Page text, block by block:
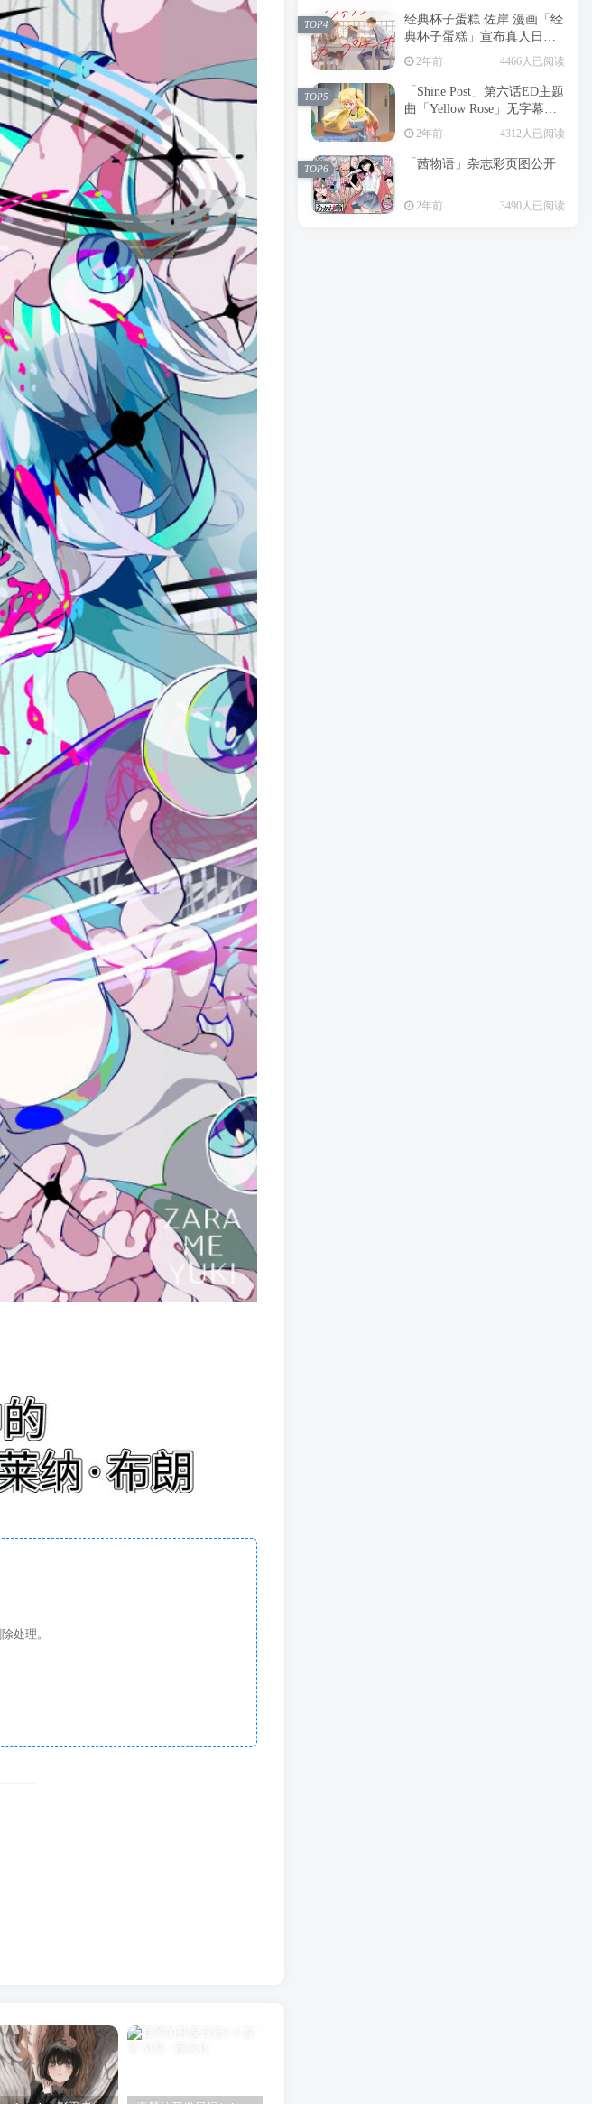
处理。
经典杯子蛋糕 佐岸 漫画「经
典杯子蛋糕」宣布真人日剧
化
2年前 4466人已阅读
TOP4
「Shine Post」第六话ED主题
曲「Yellow Rose」无字幕MV
公开
2年前 4312人已阅读
TOP5
「茜物语」杂志彩页图公开
2年前 3490人已阅读
TOP6
「Overlord」露普斯蕾琪娜·贝塔手办开...
申鹤原神wiki 申鹤诞辰祭
2年前 6199人已阅读
TOP2
APP下载
2年前 5056人已阅读
TOP3
经典杯子蛋糕 佐岸 漫画「经
典杯子蛋糕」宣布真人日剧
TOP4